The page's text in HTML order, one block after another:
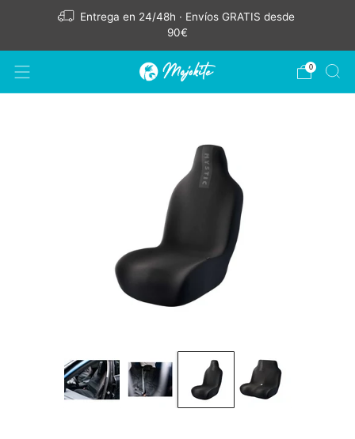
Entrega en 24/48h · Envíos GRATIS desde
90€
0